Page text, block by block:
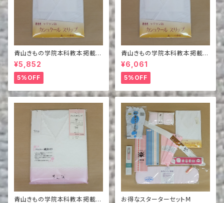
青山きもの学院本科教本掲載商
品 カシュクールスリップ Ⅿ
¥5,852
5%OFF
青山きもの学院本科教本掲載商
品 カシュクールスリップ L
¥6,061
5%OFF
青山きもの学院本科教本掲載商
お得なスターターセットⅯ